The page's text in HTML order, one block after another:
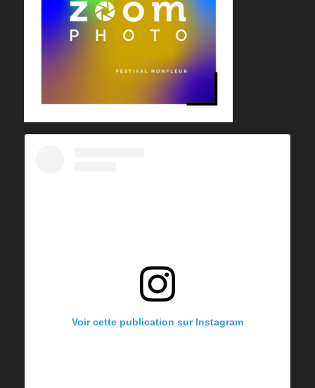
Voir cette publication sur Instagram